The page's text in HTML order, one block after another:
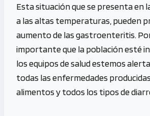
Esta situación que se presenta en
a las altas temperaturas, pueden
aumento de las gastroenteritis.
importante que la población esté
los equipos de salud estemos
todas las enfermedades
alimentos y todos los tipos de